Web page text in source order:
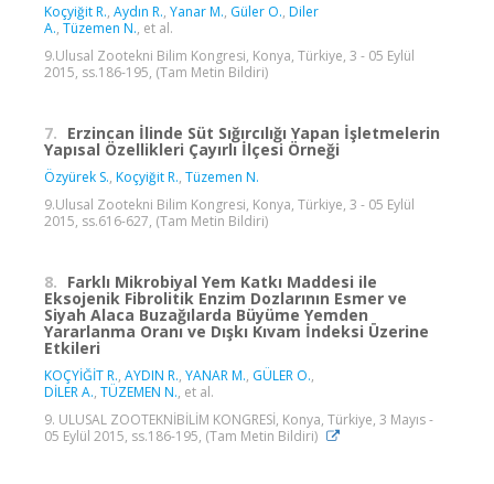
Koçyiğit R., Aydın R., Yanar M., Güler O., Diler
A., Tüzemen N., et al.
9.Ulusal Zootekni Bilim Kongresi, Konya, Türkiye, 3 - 05 Eylül
2015, ss.186-195, (Tam Metin Bildiri)
7. Erzincan İlinde Süt Sığırcılığı Yapan İşletmelerin
Yapısal Özellikleri Çayırlı İlçesi Örneği
Özyürek S., Koçyiğit R., Tüzemen N.
9.Ulusal Zootekni Bilim Kongresi, Konya, Türkiye, 3 - 05 Eylül
2015, ss.616-627, (Tam Metin Bildiri)
8. Farklı Mikrobiyal Yem Katkı Maddesi ile
Eksojenik Fibrolitik Enzim Dozlarının Esmer ve
Siyah Alaca Buzağılarda Büyüme Yemden
Yararlanma Oranı ve Dışkı Kıvam İndeksi Üzerine
Etkileri
KOÇYİĞİT R., AYDIN R., YANAR M., GÜLER O.,
DİLER A., TÜZEMEN N., et al.
9. ULUSAL ZOOTEKNİBİLİM KONGRESİ, Konya, Türkiye, 3 Mayıs -
05 Eylül 2015, ss.186-195, (Tam Metin Bildiri)